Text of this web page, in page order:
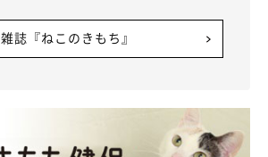
雑誌『ねこのきもち』